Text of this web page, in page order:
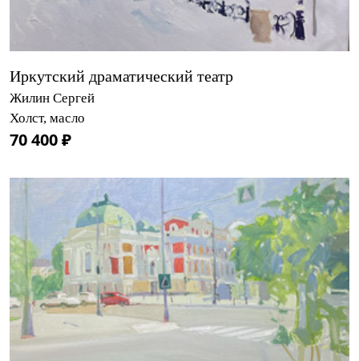
Иркутский драматический театр
Жилин Сергей
Холст, масло
70 400 ₽